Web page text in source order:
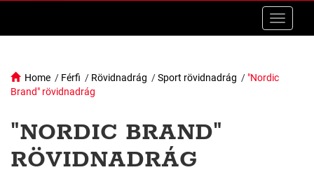
Toggle
Home / Férfi / Rövidnadrág /Sport rövidnadrág / "Nordic
Brand" rövidnadrág
"NORDIC BRAND"
RÖVIDNADRÁG